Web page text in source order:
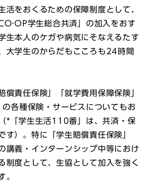
をおくるための保障制度として、
学生総合共済」の加入をおす
生本人のケガや病気にそなえるたす
大学生のからだもこころも24時間
責任保険」「就学費用保障保険」
各種保険・サービスについてもお
*「学生生活110番」は、共済・保
す）。特に「学生賠償責任保険」
講義・インターンシップ中等におけ
制度として、生協として加入を強く
。